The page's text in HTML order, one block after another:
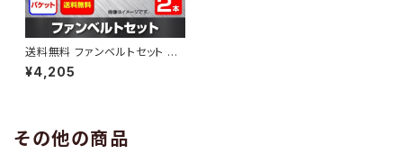
送料無料 ファンベルトセット マ
ツダ カペラ 型式GW5R H09.1
0～H11.10 （国内トップメーカ
¥4,205
その他の商品